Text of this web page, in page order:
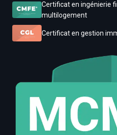
Certificat en ingénierie
multilogement
Certificat en gestion